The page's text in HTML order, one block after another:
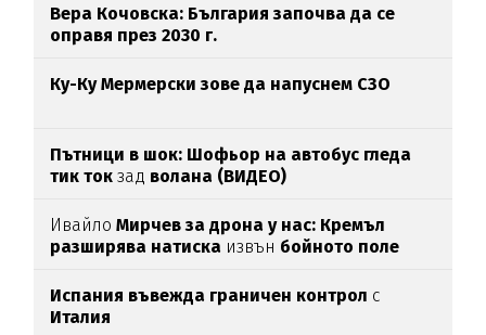
Вера Кочовска: България започва да се
оправя през 2030 г.
Ку-Ку Мермерски зове да напуснем СЗО
Пътници в шок: Шофьор на автобус гледа
тик ток зад волана (ВИДЕО)
ИвайлоМирчев за дрона у нас: Кремъл
разширява натиска извън бойното поле
Испания въвежда граничен контрол с
Италия